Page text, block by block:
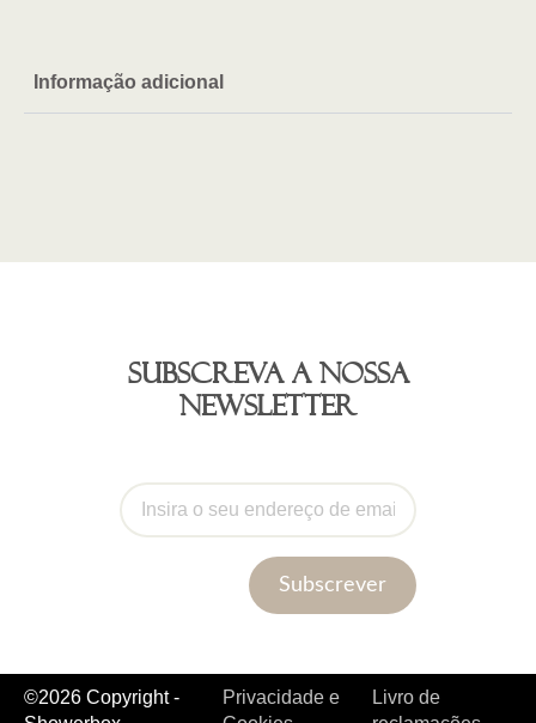
Informação adicional
Subscreva a nossa
newsletter
Subscrever
©2026 Copyright -
Privacidade e
Livro de